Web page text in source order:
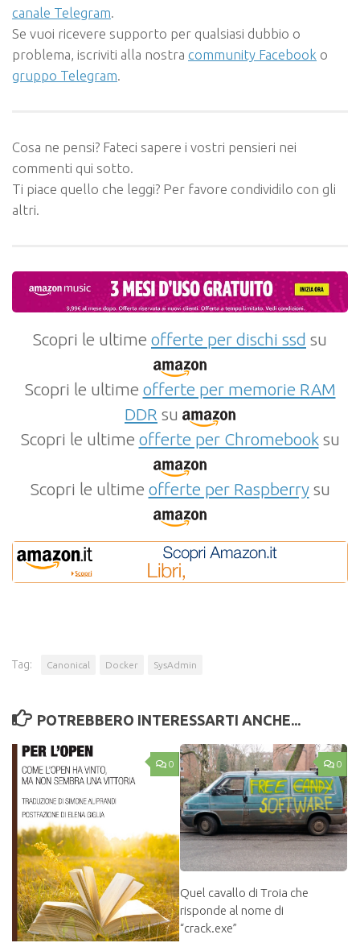
canale Telegram
Se vuoi ricevere supporto per qualsiasi dubbio o
problema, iscriviti alla nostra community Facebook o
gruppo Telegram
Cosa ne pensi? Fateci sapere i vostri pensieri nei
commenti qui sotto.
Ti piace quello che leggi? Per favore condividilo con gli
altri.
Scopri le ultime offerte per dischi ssd su
Scopri le ultime offerte per memorie RAM
DDR su
Scopri le ultime offerte per Chromebooksu
Scopri le ultime offerte per Raspberrysu
Tag: Canonical Docker SysAdmin
POTREBBERO INTERESSARTI ANCHE...
0 0
Quel cavallo di Troia che
risponde al nome di
“crack.exe”